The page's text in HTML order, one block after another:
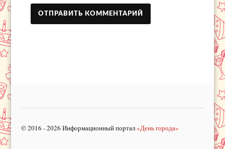
© 2016 - 2026 Информационный портал «День города»